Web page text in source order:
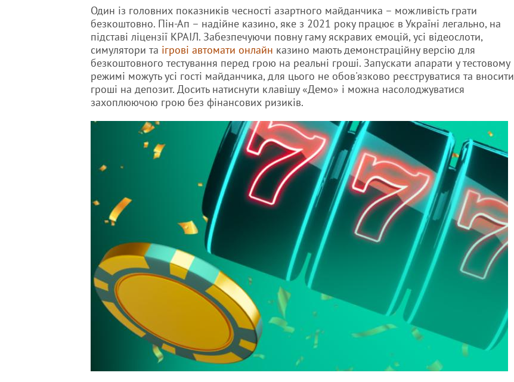
Один із головних показників чесності азартного майданчика – можливість грати
безкоштовно. Пін-Ап – надійне казино, яке з 2021 року працює в Україні легально, на
підставі ліцензії КРАІЛ. Забезпечуючи повну гаму яскравих емоцій, усі відеослоти,
симулятори та ігрові автомати онлайн казино мають демонстраційну версію для
безкоштовного тестування перед грою на реальні гроші. Запускати апарати у тестовому
режимі можуть усі гості майданчика, для цього не обов'язково реєструватися та вносити
гроші на депозит. Досить натиснути клавішу «Демо» і можна насолоджуватися
захоплюючою грою без фінансових ризиків.